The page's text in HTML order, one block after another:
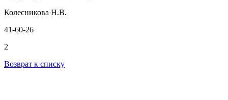
Колесникова Н.В.
41-60-26
2
Возврат к списку